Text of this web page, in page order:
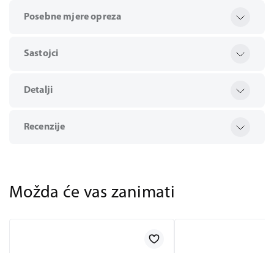
Posebne mjere opreza
Sastojci
Detalji
Recenzije
Možda će vas zanimati